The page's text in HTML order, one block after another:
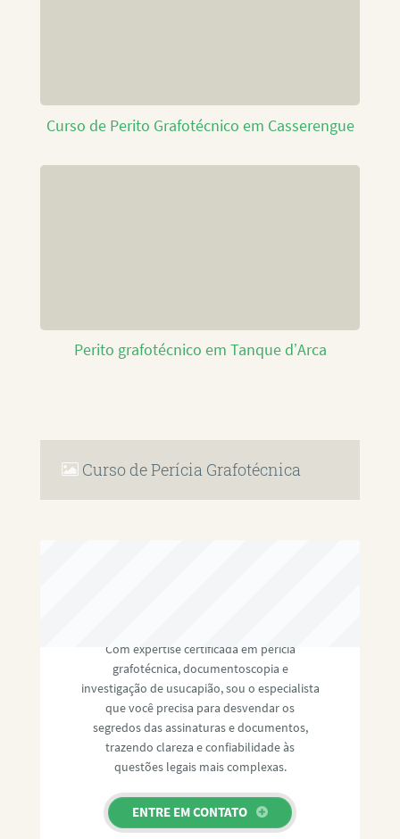
Curso de Perito Grafotécnico em Casserengue
Perito grafotécnico em Tanque d’Arca
Curso de Perícia Grafotécnica
Com expertise certificada em perícia
grafotécnica, documentoscopia e
investigação de usucapião, sou o especialista
que você precisa para desvendar os
segredos das assinaturas e documentos,
trazendo clareza e confiabilidade às
questões legais mais complexas.
ENTRE EM CONTATO